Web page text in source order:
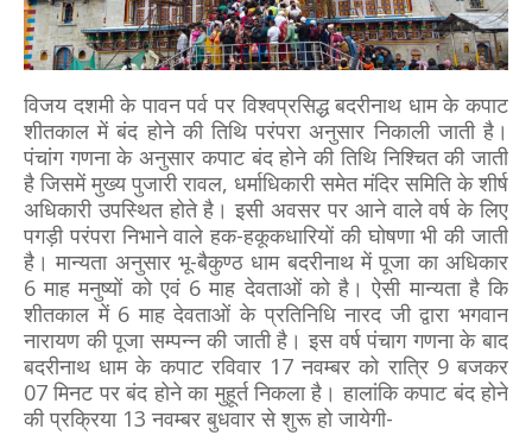
विजय दशमी के पावन पर्व पर विश्वप्रसिद्ध बदरीनाथ धाम के कपाट
शीतकाल में बंद होने की तिथि परंपरा अनुसार निकाली जाती है।
पंचांग गणना के अनुसार कपाट बंद होने की तिथि निश्चित की जाती
है जिसमें मुख्य पुजारी रावल, धर्माधिकारी समेत मंदिर समिति के शीर्ष
अधिकारी उपस्थित होते है। इसी अवसर पर आने वाले वर्ष के लिए
पगड़ी परंपरा निभाने वाले हक-हकूकधारियों की घोषणा भी की जाती
है। मान्यता अनुसार भू-बैकुण्ठ धाम बदरीनाथ में पूजा का अधिकार
6 माह मनुष्यों को एवं 6 माह देवताओं को है। ऐसी मान्यता है कि
शीतकाल में 6 माह देवताओं के प्रतिनिधि नारद जी द्वारा भगवान
नारायण की पूजा सम्पन्न की जाती है। इस वर्ष पंचाग गणना के बाद
बदरीनाथ धाम के कपाट रविवार 17 नवम्बर को रात्रि 9 बजकर
07 मिनट पर बंद होने का मुहूर्त निकला है। हालांकि कपाट बंद होने
की प्रक्रिया 13 नवम्बर बुधवार से शुरू हो जायेगी-